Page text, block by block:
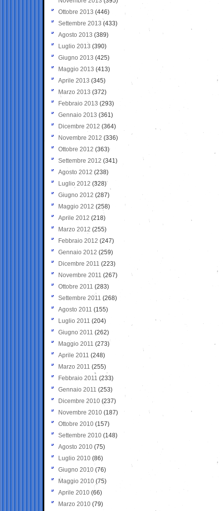
Ottobre 2013 (446)
Settembre 2013 (433)
Agosto 2013 (389)
Luglio 2013 (390)
Giugno 2013 (425)
Maggio 2013 (413)
Aprile 2013 (345)
Marzo 2013 (372)
Febbraio 2013 (293)
Gennaio 2013 (361)
Dicembre 2012 (364)
Novembre 2012 (336)
Ottobre 2012 (363)
Settembre 2012 (341)
Agosto 2012 (238)
Luglio 2012 (328)
Giugno 2012 (287)
Maggio 2012 (258)
Aprile 2012 (218)
Marzo 2012 (255)
Febbraio 2012 (247)
Gennaio 2012 (259)
Dicembre 2011 (223)
Novembre 2011 (267)
Ottobre 2011 (283)
Settembre 2011 (268)
Agosto 2011 (155)
Luglio 2011 (204)
Giugno 2011 (262)
Maggio 2011 (273)
Aprile 2011 (248)
Marzo 2011 (255)
Febbraio 2011 (233)
Gennaio 2011 (253)
Dicembre 2010 (237)
Novembre 2010 (187)
Ottobre 2010 (157)
Settembre 2010 (148)
Agosto 2010 (75)
Luglio 2010 (86)
Giugno 2010 (76)
Maggio 2010 (75)
Aprile 2010 (66)
Marzo 2010 (79)